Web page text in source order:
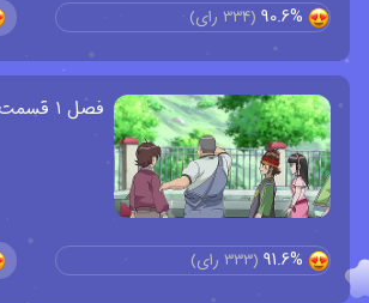
90.6%
(
334 رای)
فصل ۱ قسمت ۲
91.6%
(
333 رای)